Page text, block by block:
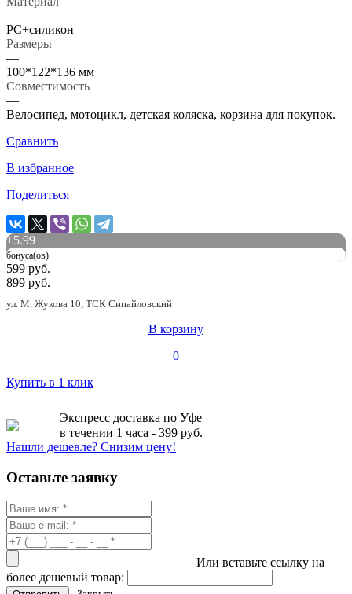
—
PC+силикон
Размеры
—
100*122*136 мм
Совместимость
—
Велосипед, мотоцикл, детская коляска, корзина для покупок.
Сравнить
В избранное
Поделиться
+5.99
бонуса(ов)
599 руб.
899 руб.
ул. М. Жукова 10, ТСК Сипайловский
В корзину
0
Купить в 1 клик
Экспресс доставка по Уфе
в течении 1 часа - 399 руб.
Нашли дешевле? Снизим цену!
Оставьте заявку
Или вставьте ссылку на
более дешевый товар: